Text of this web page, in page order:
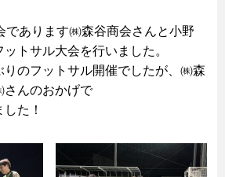
であります㈱森谷商会さんと小野
トサル大会を行いました。
のフットサル開催でしたが、㈱森
さんのおかげで
た！